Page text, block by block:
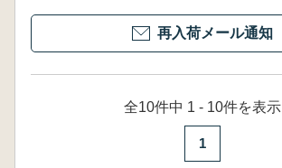
再入荷メール通知
全10件中 1 - 10件を表示
1